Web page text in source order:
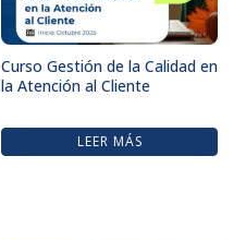
Curso Gestión de la Calidad en
la Atención al Cliente
LEER MÁS